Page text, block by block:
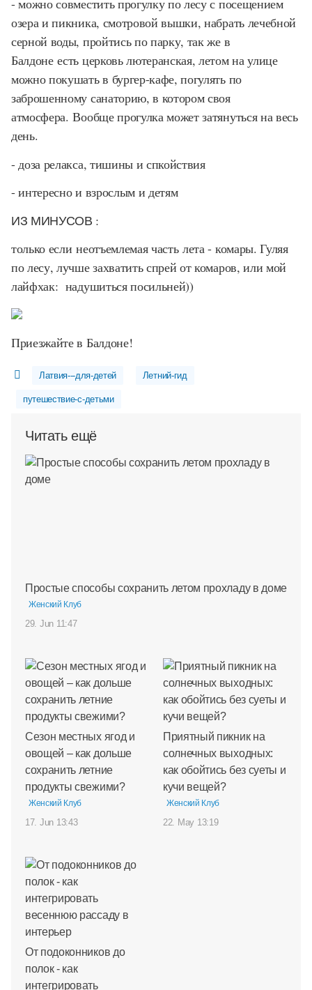
- можно совместить прогулку по лесу с посещением
озера и пикника, смотровой вышки, набрать лечебной
серной воды, пройтись по парку, так же в
Балдоне есть церковь лютеранская, летом на улице
можно покушать в бургер-кафе, погулять по
заброшенному санаторию, в котором своя
атмосфера. Вообще прогулка может затянуться на весь
день.
- доза релакса, тишины и спкойствия
- интересно и взрослым и детям
ИЗ МИНУСОВ :
только если неотъемлемая часть лета - комары. Гуляя
по лесу, лучше захватить спрей от комаров, или мой
лайфхак: надушиться посильней))
Приезжайте в Балдоне!
Латвия---для-детей Летний-гид
путешествие-с-детьми
Читать ещё
Простые способы сохранить летом прохладу в доме
Женский Клуб
29. Jun 11:47
Сезон местных ягод и
овощей – как дольше
сохранить летние
продукты свежими?
Женский Клуб
17. Jun 13:43
Приятный пикник на
солнечных выходных:
как обойтись без суеты и
кучи вещей?
Женский Клуб
22. May 13:19
От подоконников до
полок - как
интегрировать